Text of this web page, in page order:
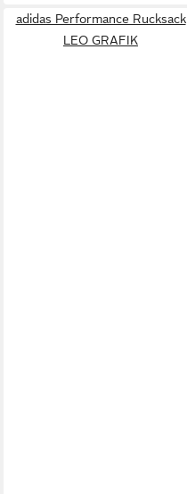
adidas Performance Rucksack
LEO GRAFIK